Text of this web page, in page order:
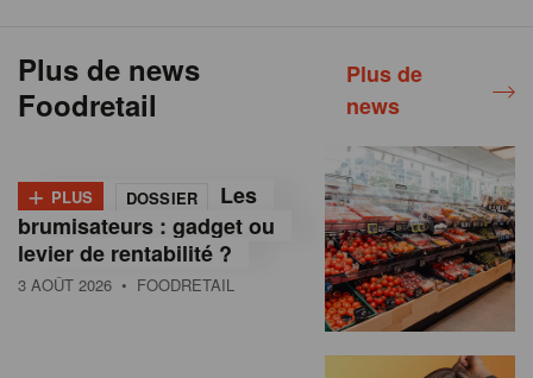
Plus de news
Foodretail
Plus de
news
+ PLUS DOSSIER
Les
brumisateurs : gadget ou
levier de rentabilité ?
3 AOÛT 2026 • FOODRETAIL